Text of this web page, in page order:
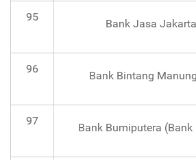
95
Bank Jasa Jakarta
96
Bank Bintang
97
Bank Bumiputera (Bank